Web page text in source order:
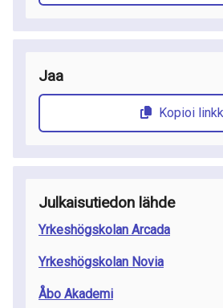
Jaa
Kopioi
Julkaisutiedon lähde
Yrkeshögskolan Arcada
Yrkeshögskolan Novia
Åbo Akademi